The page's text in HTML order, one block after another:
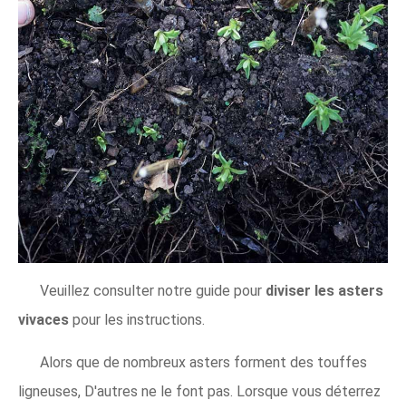
Veuillez consulter notre guide pour diviser les asters
vivaces pour les instructions.
Alors que de nombreux asters forment des touffes
ligneuses, D'autres ne le font pas. Lorsque vous déterrez